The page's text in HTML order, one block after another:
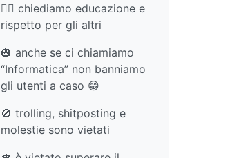
🏳️‍🌈 chiediamo educazione e
rispetto per gli altri
🎃 anche se ci chiamiamo
“Informatica” non banniamo
gli utenti a caso 😁
🚫 trolling, shitposting e
molestie sono vietati